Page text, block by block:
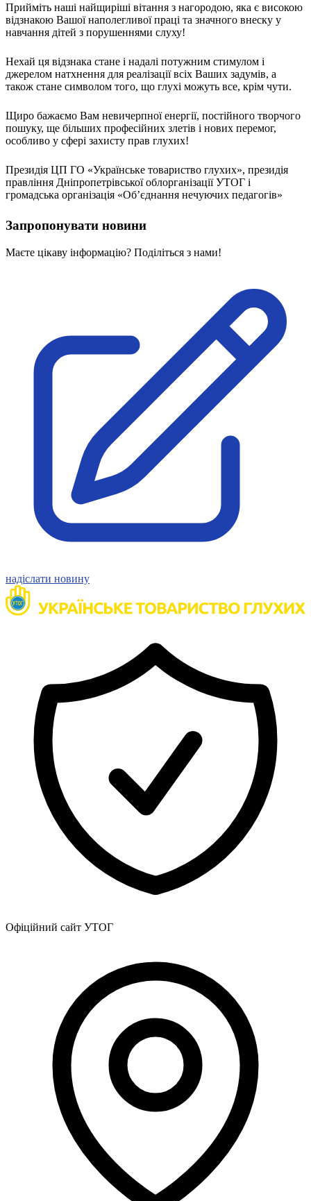
Прийміть наші найщиріші вітання з нагородою, яка є високою
відзнакою Вашої наполегливої праці та значного внеску у
навчання дітей з порушеннями слуху!
Нехай ця відзнака стане і надалі потужним стимулом і
джерелом натхнення для реалізації всіх Ваших задумів, а
також стане символом того, що глухі можуть все, крім чути.
Щиро бажаємо Вам невичерпної енергії, постійного творчого
пошуку, ще більших професійних злетів і нових перемог,
особливо у сфері захисту прав глухих!
Президія ЦП ГО «Українське товариство глухих», президія
правління Дніпропетрівської облорганізації УТОГ і
громадська організація «Об’єднання нечуючих педагогів»
Запропонувати новини
Маєте цікаву інформацію? Поділіться з нами!
надіслати новину
Офіційний сайт УТОГ